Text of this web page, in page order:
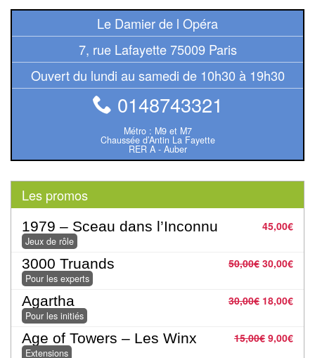
de
cartes
Classiques
Pour
les
enfants
Pour
la
famille
Le Damier de l Opéra
7, rue Lafayette 75009 Paris
Ouvert du lundi au samedi de 10h30 à 19h30
0148743321
Métro : M9 et M7
Chaussée d’Antin La Fayette
RER A - Auber
Les promos
45,00€
1979 – Sceau dans l’Inconnu
Jeux de rôle
50,00€ 30,00€
3000 Truands
Pour les experts
30,00€ 18,00€
Agartha
Pour les initiés
15,00€ 9,00€
Age of Towers – Les Winx
Extensions